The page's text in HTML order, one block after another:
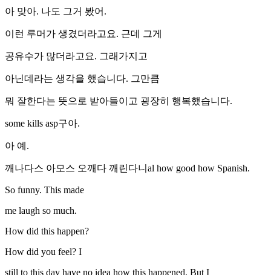
아 맞아. 나도 그거 봤어.
이런 루머가 생겼더라고요. 근데 그게
공유수가 많더라고요. 그래가지고
아닌데라는 생각을 했습니다. 그만큼
뭐 잘한다는 뜻으로 받아들이고 굉장히 행복했습니다.
some kills asp구아.
아 예.
깨나다스 아모스 오깨다 깨린다니al how good how Spanish.
So funny. This made
me laugh so much.
How did this happen?
How did you feel? I
still to this day have no idea how this happened. But I